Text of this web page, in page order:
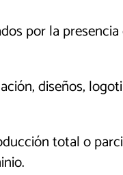
por la
diseños,
total o